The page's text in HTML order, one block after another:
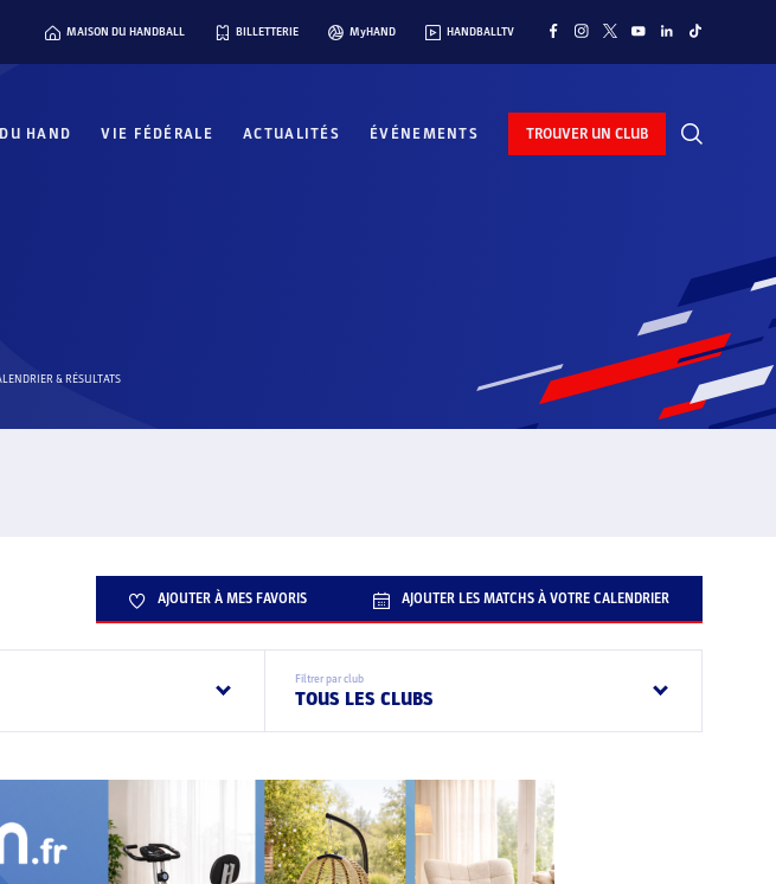
MAISON DU HANDBALL BILLETTERIE MyHAND HANDBALLTV
HAND VIE FÉDÉRALE ACTUALITÉS ÉVÉNEMENTS TROUVER UN CLUB
& RÉSULTATS
AJOUTER À MES FAVORIS AJOUTER LES MATCHS À VOTRE CALENDRIER
Filtrer par club
TOUS LES CLUBS